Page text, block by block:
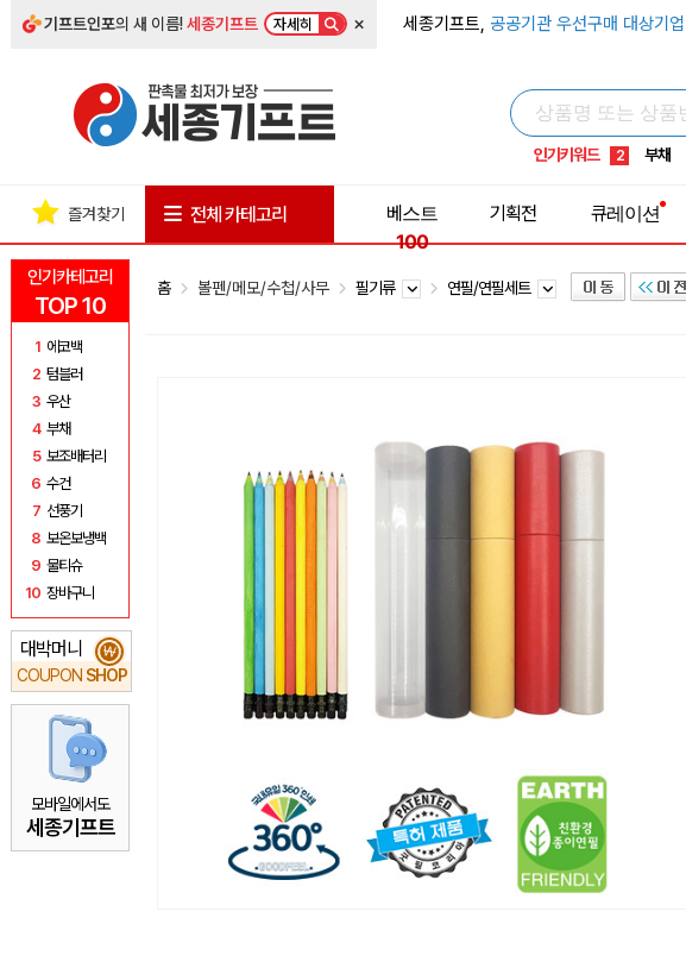
기프트인포의 새 이름!세종기프트 자세히 × 세종기프트, 공공기관 우선구매 대상기업
인기키워드
2 부채
3 썬캡
5 키캡
7 텀블러
인기카테고리
TOP 10
1 에코백
2 텀블러
3 우산
4 부채
5 보조배터리
6 수건
7 선풍기
8 보온보냉백
9 물티슈
10 장바구니
대박머니
COUPON SHOP
₩
모바일에서도
세종기프트
즐겨찾기 전체 카테고리
베스트
100
기획전 큐레이션
홈 볼펜/메모/수첩/사무 필기류 연필/연필세트